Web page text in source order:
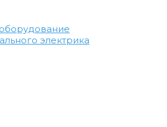
электрика